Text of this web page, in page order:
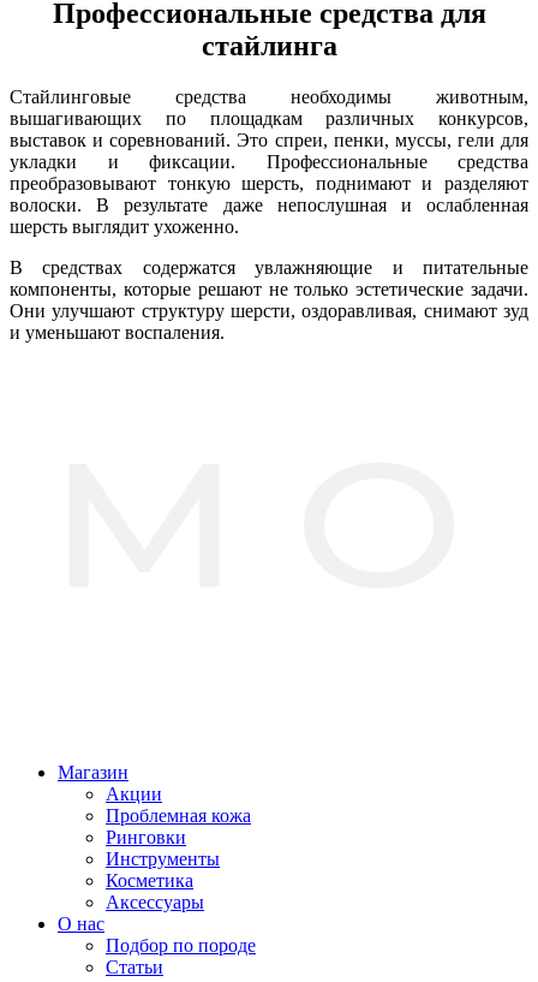
Профессиональные средства для
стайлинга
Стайлинговые средства необходимы животным,
вышагивающих по площадкам различных конкурсов,
выставок и соревнований. Это спреи, пенки, муссы, гели для
укладки и фиксации. Профессиональные средства
преобразовывают тонкую шерсть, поднимают и разделяют
волоски. В результате даже непослушная и ослабленная
шерсть выглядит ухоженно.
В средствах содержатся увлажняющие и питательные
компоненты, которые решают не только эстетические задачи.
Они улучшают структуру шерсти, оздоравливая, снимают зуд
и уменьшают воспаления.
Магазин
Акции
Проблемная кожа
Ринговки
Инструменты
Косметика
Аксессуары
О нас
Подбор по породе
Статьи